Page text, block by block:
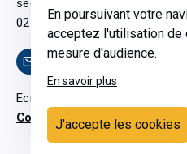
En poursuivant votre
acceptez l'utilisation
mesure d'audience.
En savoir plus
J'accepte les cookies
secretariatgeneral@pfwb.be
02 506 38 11
Contact
Ecrivez-nous
Contactez-nous